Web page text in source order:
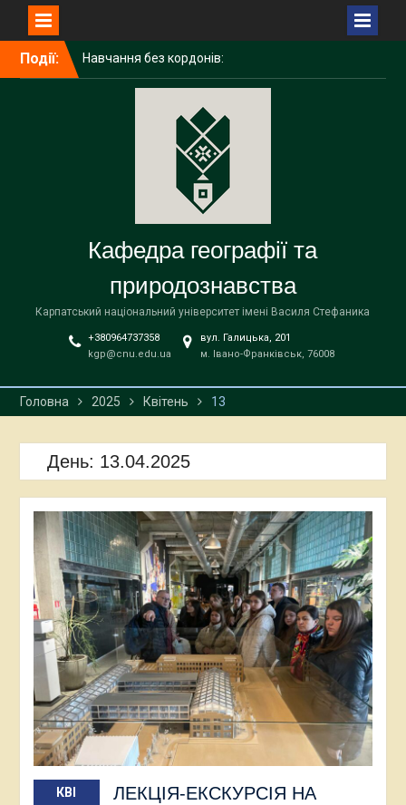
Події:
Навчання без кордонів:
досвід академічної
ГАЛИЧУК в Поморському
університеті (Польща)
Вітаємо наших бакалаврів
із завершенням навчання!
Кафедра географії та
природознавства
Карпатський національний університет імені Василя Стефаника
+380964737358
kgp@cnu.edu.ua
вул. Галицька, 201
м. Івано-Франківськ, 76008
Головна 2025 Квітень 13
День: 13.04.2025
КВІ ЛЕКЦІЯ-ЕКСКУРСІЯ НА